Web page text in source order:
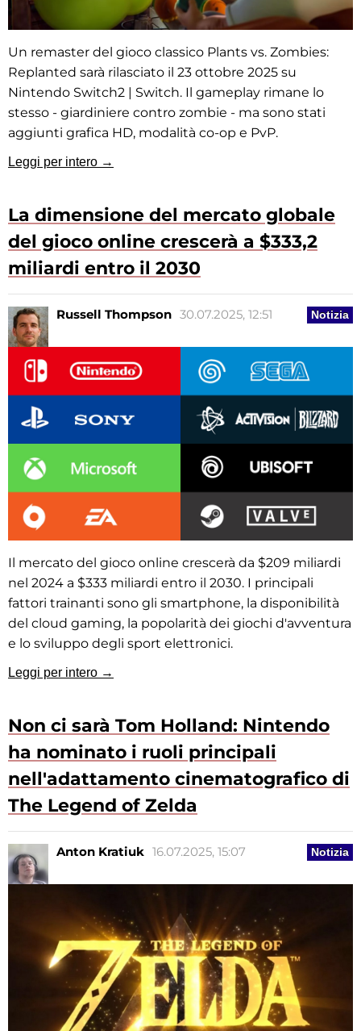
Un remaster del gioco classico Plants vs. Zombies:
Replanted sarà rilasciato il 23 ottobre 2025 su
Nintendo Switch2 | Switch. Il gameplay rimane lo
stesso - giardiniere contro zombie - ma sono stati
aggiunti grafica HD, modalità co-op e PvP.
Leggi per intero →
La dimensione del mercato globale
del gioco online crescerà a $333,2
miliardi entro il 2030
Notizia
Russell Thompson 30.07.2025, 12:51
Il mercato del gioco online crescerà da $209 miliardi
nel 2024 a $333 miliardi entro il 2030. I principali
fattori trainanti sono gli smartphone, la disponibilità
del cloud gaming, la popolarità dei giochi d'avventura
e lo sviluppo degli sport elettronici.
Leggi per intero →
Non ci sarà Tom Holland: Nintendo
ha nominato i ruoli principali
nell'adattamento cinematografico di
The Legend of Zelda
Notizia
Anton Kratiuk 16.07.2025, 15:07